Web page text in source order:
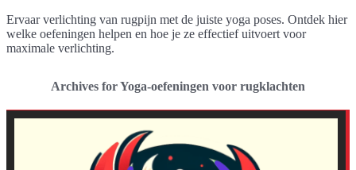
Ervaar verlichting van rugpijn met de juiste yoga poses. Ontdek hier
welke oefeningen helpen en hoe je ze effectief uitvoert voor
maximale verlichting.
Archives for Yoga-oefeningen voor rugklachten